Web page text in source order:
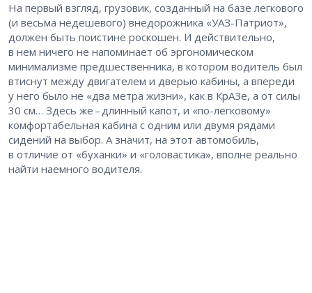
На первый взгляд, грузовик, созданный на базе легкового
(и весьма недешевого) внедорожника «УАЗ-Патриот»,
должен быть поистине роскошен. И действительно,
в нем ничего не напоминает об эргономическом
минимализме предшественника, в котором водитель был
втиснут между двигателем и дверью кабины, а впереди
у него было не «два метра жизни», как в КрАЗе, а от силы
30 см… Здесь же – ​длинный капот, и «по-легковому»
комфортабельная кабина с одним или двумя рядами
сидений на выбор. А значит, на этот автомобиль,
в отличие от «буханки» и «головастика», вполне реально
найти наемного водителя.